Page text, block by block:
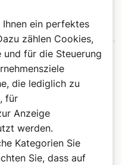
breite Schultern“
Bundesregierung hat sich
ein Doppelbudget für
2028 geeinigt, welches
allem im Sozialbereich
Kürzungen enthält. Der
Anna
ein perfektes
zählen Cookies,
für die Steuerung
die lediglich zu
für
Anzeige
werden.
Kategorien Sie
Sie, dass auf